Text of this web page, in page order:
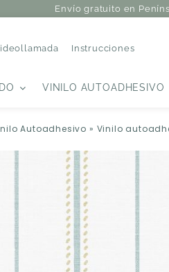
Envío gratuito en
Instrucciones
VINILO AUTOADHESIVO
Autoadhesivo » Vinilo